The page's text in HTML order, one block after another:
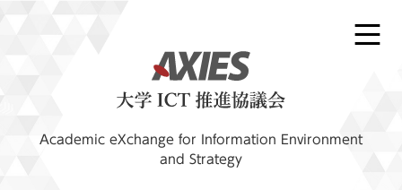
Academic eXchange for Information Environment
and Strategy